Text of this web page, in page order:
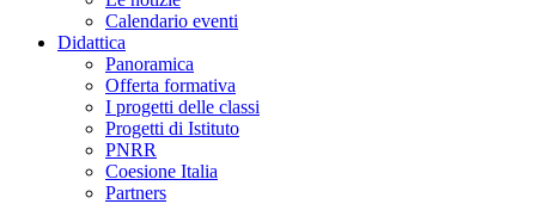
Calendario eventi
Didattica
Panoramica
Offerta formativa
I progetti delle classi
Progetti di Istituto
PNRR
Coesione Italia
Partners